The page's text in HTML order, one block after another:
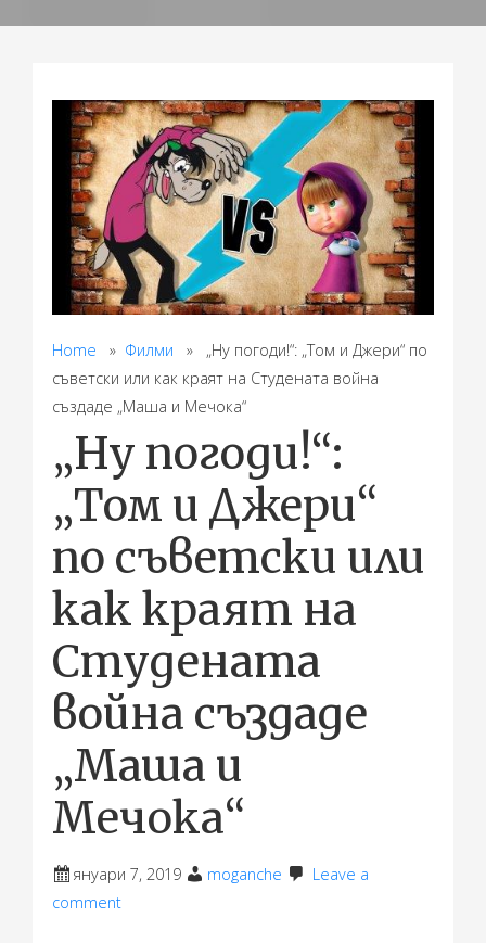
Home » Филми » „Ну погоди!“: „Том и Джери“ по
съветски или как краят на Студената война
създаде „Маша и Мечока“
„Ну погоди!“:
„Том и Джери“
по съветски или
как краят на
Студената
война създаде
„Маша и
Мечока“
януари 7, 2019 moganche
Leave a
comment